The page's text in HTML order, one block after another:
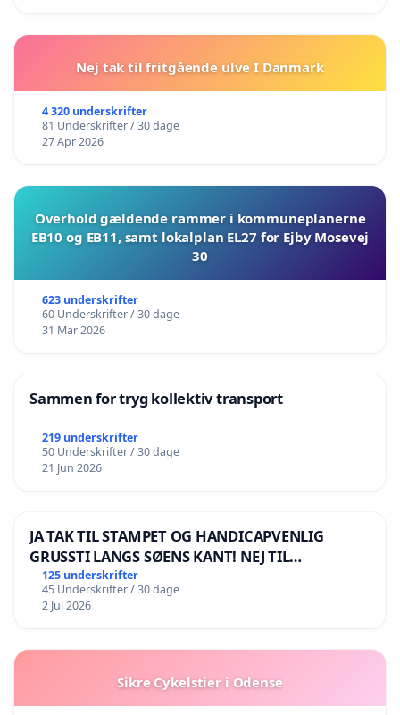
Nej tak til fritgående ulve I Danmark
4 320 underskrifter
81 Underskrifter / 30 dage
27 Apr 2026
Overhold gældende rammer i kommuneplanerne
EB10 og EB11, samt lokalplan EL27 for Ejby Mosevej
30
623 underskrifter
60 Underskrifter / 30 dage
31 Mar 2026
Sammen for tryg kollektiv transport
219 underskrifter
50 Underskrifter / 30 dage
21 Jun 2026
JA TAK TIL STAMPET OG HANDICAPVENLIG
GRUSSTI LANGS SØENS KANT! NEJ TIL
BOARDWALK VÆK FRA SØEN
125 underskrifter
45 Underskrifter / 30 dage
2 Jul 2026
Sikre Cykelstier i Odense